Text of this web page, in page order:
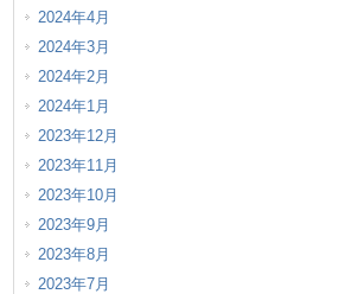
2024年4月
2024年3月
2024年2月
2024年1月
2023年12月
2023年11月
2023年10月
2023年9月
2023年8月
2023年7月